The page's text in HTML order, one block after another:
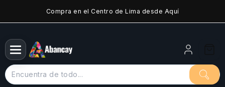
Compra en el Centro de Lima desde Aquí